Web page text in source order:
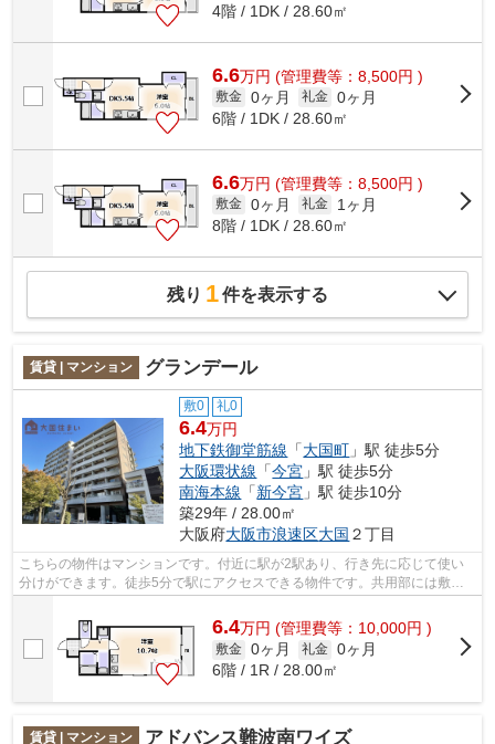
4階 / 1DK / 28.60㎡
6.6万円 (管理費等：8,500円 )
敷金 0ヶ月 礼金 0ヶ月
6階 / 1DK / 28.60㎡
6.6万円 (管理費等：8,500円 )
敷金 0ヶ月 礼金
1ヶ月
8階 / 1DK / 28.60㎡
残り 1件を表示する
賃貸 | マンション グランデール
敷0 礼0
6.4万円
地下鉄御堂筋線 「大国町 」駅 徒歩5分
大阪環状線 「今宮 」駅 徒歩5分
南海本線 「新今宮 」駅 徒歩10分
築29年 / 28.00㎡
大阪府大阪市浪速区大国 ２丁目
こちらの物件はマンションです。付近に駅が2駅あり、行き先に応じて使い
分けができます。徒歩5分で駅にアクセスできる物件です。共用部には敷地
内ごみ置き場・エレベータなどが揃って...
6.4万円 (管理費等：10,000円 )
敷金 0ヶ月 礼金 0ヶ月
6階 / 1R / 28.00㎡
賃貸 | マンション アドバンス難波南ワイズ